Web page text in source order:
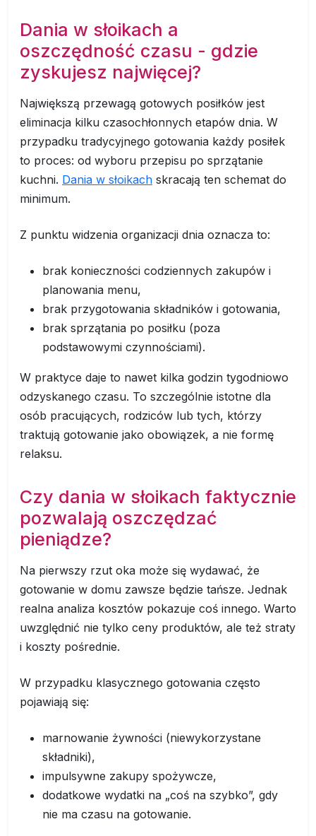
Dania w słoikach a
oszczędność czasu - gdzie
zyskujesz najwięcej?
Największą przewagą gotowych posiłków jest
eliminacja kilku czasochłonnych etapów dnia. W
przypadku tradycyjnego gotowania każdy posiłek
to proces: od wyboru przepisu po sprzątanie
kuchni. Dania w słoikach skracają ten schemat do
minimum.
Z punktu widzenia organizacji dnia oznacza to:
brak konieczności codziennych zakupów i
planowania menu,
brak przygotowania składników i gotowania,
brak sprzątania po posiłku (poza
podstawowymi czynnościami).
W praktyce daje to nawet kilka godzin tygodniowo
odzyskanego czasu. To szczególnie istotne dla
osób pracujących, rodziców lub tych, którzy
traktują gotowanie jako obowiązek, a nie formę
relaksu.
Czy dania w słoikach faktycznie
pozwalają oszczędzać
pieniądze?
Na pierwszy rzut oka może się wydawać, że
gotowanie w domu zawsze będzie tańsze. Jednak
realna analiza kosztów pokazuje coś innego. Warto
uwzględnić nie tylko ceny produktów, ale też straty
i koszty pośrednie.
W przypadku klasycznego gotowania często
pojawiają się:
marnowanie żywności (niewykorzystane
składniki),
impulsywne zakupy spożywcze,
dodatkowe wydatki na „coś na szybko”, gdy
nie ma czasu na gotowanie.